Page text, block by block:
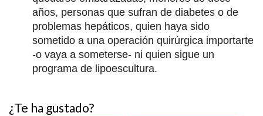
años, personas que sufran de diabetes o de
problemas hepáticos, quien haya sido
sometido a una operación quirúrgica importarte
-o vaya a someterse- ni quien sigue un
programa de lipoescultura.
¿Te ha gustado?